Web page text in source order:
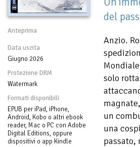
Anteprima
Data uscita
Giugno 2026
Protezione DRM
Watermark
Formati disponibili
EPUB per iPad, iPhone,
Android, Kobo o altri ebook
reader, Mac o PC con Adobe
Digital Editions, oppure
dispositivi o app Kindle
del
Anzio.
solo
un
una
passato,